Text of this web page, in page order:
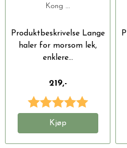
Kong ...
Produktbeskrivelse Lange
haler for morsom lek,
enklere...
219,-
Karakter: 5.0 av 5
Kjøp